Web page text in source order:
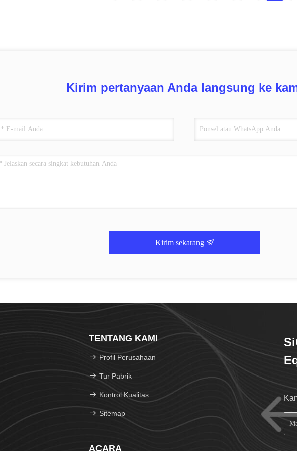
Kirim pertanyaan Anda langsung ke
Kirim sekarang
TENTANG KAMI
Profil Perusahaan
Tur Pabrik
Kontrol Kualitas
Sitemap
ACARA